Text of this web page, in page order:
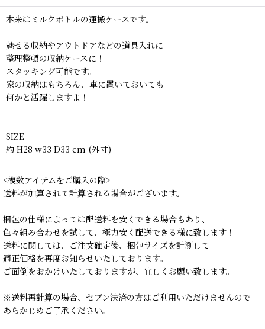
本来はミルクボトルの運搬ケースです。
魅せる収納やアウトドアなどの道具入れに
整理整頓の収納ケースに！
スタッキング可能です。
家の収納はもちろん、車に置いておいても
何かと活躍しますよ！
SIZE
約 H28 w33 D33 cm (外寸)
<複数アイテムをご購入の際>
送料が加算されて計算される場合がございます。
梱包の仕様によっては配送料を安くできる場合もあり、
色々組み合わせを試して、極力安く配送できる様に致します！
送料に関しては、ご注文確定後、梱包サイズを計測して
適正価格を再度お知らせいたしております。
ご面倒をおかけいたしておりますが、宜しくお願い致します。
※送料再計算の場合、セブン決済の方はご利用いただけませんので
あらかじめご了承ください。